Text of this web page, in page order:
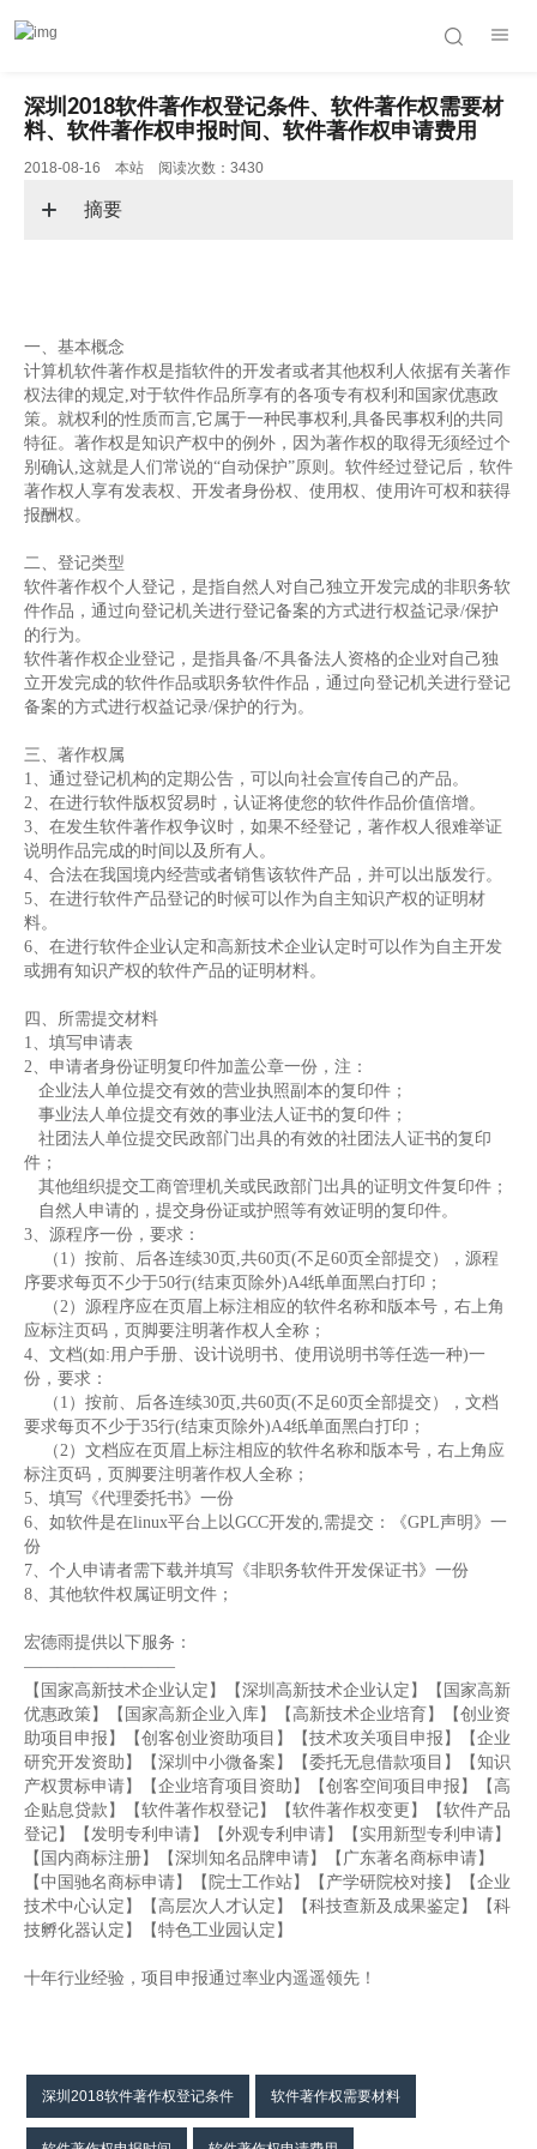
深圳2018软件著作权登记条件、软件著作权需要材
料、软件著作权申报时间、软件著作权申请费用
2018-08-16 本站 阅读次数：3430
摘要
一、基本概念
计算机软件著作权是指软件的开发者或者其他权利人依据有关著作
权法律的规定,对于软件作品所享有的各项专有权利和国家优惠政
策。就权利的性质而言,它属于一种民事权利,具备民事权利的共同
特征。著作权是知识产权中的例外，因为著作权的取得无须经过个
别确认,这就是人们常说的“自动保护”原则。软件经过登记后，软件
著作权人享有发表权、开发者身份权、使用权、使用许可权和获得
报酬权。
二、登记类型
软件著作权个人登记，是指自然人对自己独立开发完成的非职务软
件作品，通过向登记机关进行登记备案的方式进行权益记录/保护
的行为。
软件著作权企业登记，是指具备/不具备法人资格的企业对自己独
立开发完成的软件作品或职务软件作品，通过向登记机关进行登记
备案的方式进行权益记录/保护的行为。
三、著作权属
1、通过登记机构的定期公告，可以向社会宣传自己的产品。
2、在进行软件版权贸易时，认证将使您的软件作品价值倍增。
3、在发生软件著作权争议时，如果不经登记，著作权人很难举证
说明作品完成的时间以及所有人。
4、合法在我国境内经营或者销售该软件产品，并可以出版发行。
5、在进行软件产品登记的时候可以作为自主知识产权的证明材
料。
6、在进行软件企业认定和高新技术企业认定时可以作为自主开发
或拥有知识产权的软件产品的证明材料。
四、所需提交材料
1、填写申请表
2、申请者身份证明复印件加盖公章一份，注：
企业法人单位提交有效的营业执照副本的复印件；
事业法人单位提交有效的事业法人证书的复印件；
社团法人单位提交民政部门出具的有效的社团法人证书的复印
件；
其他组织提交工商管理机关或民政部门出具的证明文件复印件；
自然人申请的，提交身份证或护照等有效证明的复印件。
3、源程序一份，要求：
（1）按前、后各连续30页,共60页(不足60页全部提交），源程
序要求每页不少于50行(结束页除外)A4纸单面黑白打印；
（2）源程序应在页眉上标注相应的软件名称和版本号，右上角
应标注页码，页脚要注明著作权人全称；
4、文档(如:用户手册、设计说明书、使用说明书等任选一种)一
份，要求：
（1）按前、后各连续30页,共60页(不足60页全部提交），文档
要求每页不少于35行(结束页除外)A4纸单面黑白打印；
（2）文档应在页眉上标注相应的软件名称和版本号，右上角应
标注页码，页脚要注明著作权人全称；
5、填写《代理委托书》一份
6、如软件是在linux平台上以GCC开发的,需提交：《GPL声明》一
份
7、个人申请者需下载并填写《非职务软件开发保证书》一份
8、其他软件权属证明文件；
宏德雨提供以下服务：
—————————
【国家高新技术企业认定】【深圳高新技术企业认定】【国家高新
优惠政策】【国家高新企业入库】【高新技术企业培育】【创业资
助项目申报】【创客创业资助项目】【技术攻关项目申报】【企业
研究开发资助】【深圳中小微备案】【委托无息借款项目】【知识
产权贯标申请】【企业培育项目资助】【创客空间项目申报】【高
企贴息贷款】【软件著作权登记】【软件著作权变更】【软件产品
登记】【发明专利申请】【外观专利申请】【实用新型专利申请】
【国内商标注册】【深圳知名品牌申请】【广东著名商标申请】
【中国驰名商标申请】【院士工作站】【产学研院校对接】【企业
技术中心认定】【高层次人才认定】【科技查新及成果鉴定】【科
技孵化器认定】【特色工业园认定】
十年行业经验，项目申报通过率业内遥遥领先！
深圳2018软件著作权登记条件 软件著作权需要材料